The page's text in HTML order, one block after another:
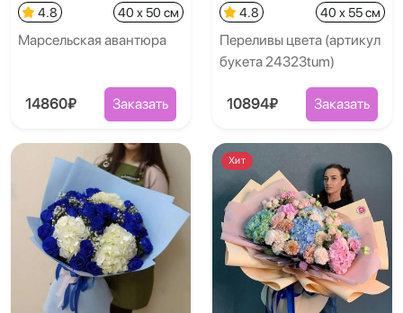
4.8 40 x 50 см
Марсельская авантюра
14860₽ Заказать
4.8 40 x 55 см
Переливы цвета (артикул
букета 24323tum)
10894₽ Заказать
Хит